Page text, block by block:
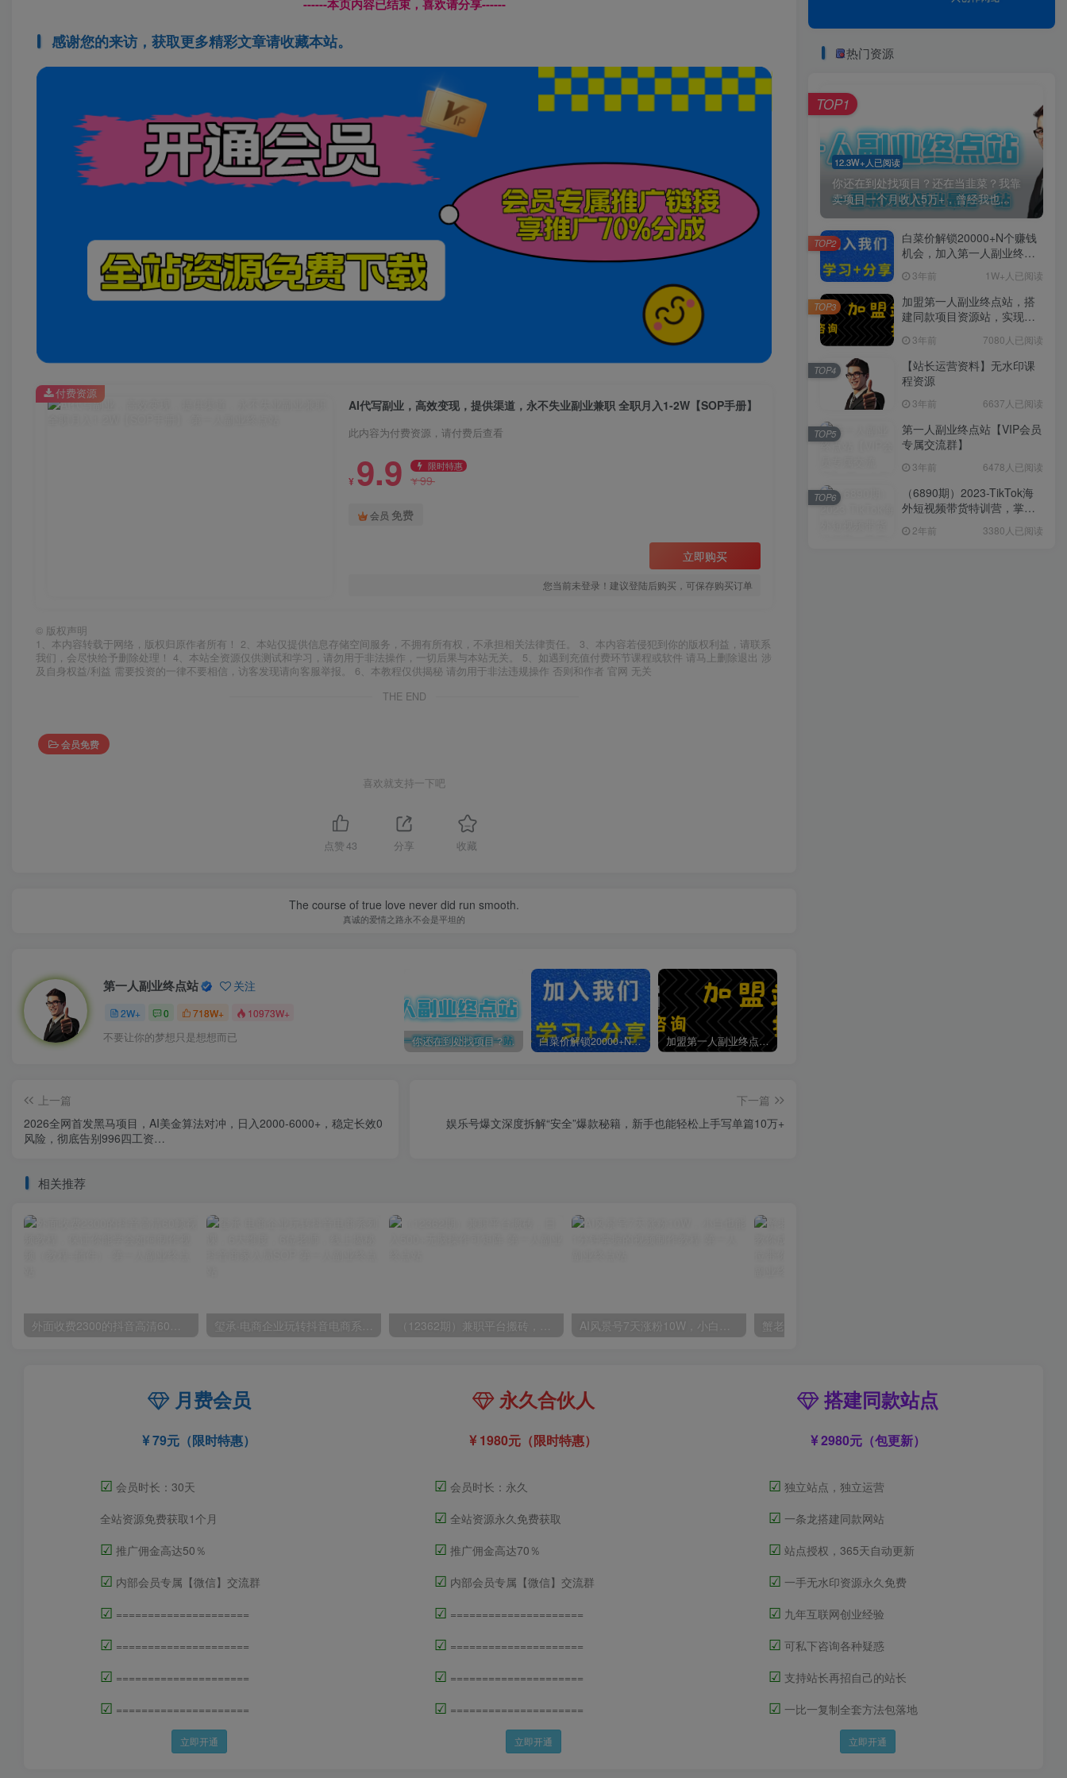
------本页内容已结束，喜欢请分享------
感谢您的来访，获取更多精彩文章请收藏本站。
AI代写副业，高效变现，提供渠道，永不失业副业兼职 全职月入1-2W【SOP手册】
此内容为付费资源，请付费后查看
¥ 9.9 限时特惠
¥99
会员 免费
立即购买
您当前未登录！建议登陆后购买，可保存购买订单
付费资源
© 版权声明
1、本内容转载于网络，版权归原作者所有！ 2、本站仅提供信息存储空间服务，不拥有所有权，不承担相关法律责任。 3、本内容若侵犯到你的版权利益，请联系
我们，会尽快给予删除处理！ 4、本站全资源仅供测试和学习，请勿用于非法操作，一切后果与本站无关。 5、如遇到充值付费环节课程或软件 请马上删除退出 涉
及自身权益/利益 需要投资的一律不要相信，访客发现请向客服举报。 6、本教程仅供揭秘 请勿用于非法违规操作 否则和作者 官网 无关
THE END
会员免费
喜欢就支持一下吧
点赞 43 分享 收藏
The course of true love never did run smooth.
真诚的爱情之路永不会是平坦的
第一人副业终点站 关注
2W+ 0 718W+ 10973W+
不要让你的梦想只是想想而已 你还在到处找项目？还在当韭菜？我靠卖项目一个月收入5万+，曾经我也是个失败者。 白菜价解锁20000+N个赚钱机会，加入第一人副业终点站会员，全站资源免费学习。 加盟第一人副业终点站，搭建同款项目资源站，实现日入2000+
上一篇
2026全网首发黑马项目，AI美金算法对冲，日入2000-6000+，稳定长效0
风险，彻底告别996四工资…
下一篇
娱乐号爆文深度拆解“安全”爆款秘籍，新手也能轻松上手写单篇10万+
相关推荐
外面收费2300的抖音高清60帧视频教程，保证你能学会如何制作视频（教程+插件） 玺承·电商企业玩转抖音电商系列课，6大维度，6位老师，线上揭秘抖音商家入局SOP （12362期）兼职平台搬砖，日入500+无脑操作可矩阵 AI风景号7天涨粉10W，小白也能1分钟掌握的视频制作教程
热门资源
12.3W+人已阅读
你还在到处找项目？还在当韭菜？我靠
卖项目一个月收入5万+，曾经我也...
TOP1
白菜价解锁20000+N个赚钱
机会，加入第一人副业终点
习。3年前 1W+人已阅读
TOP2
加盟第一人副业终点站，搭
建同款项目资源站，实现日
3年前 7080人已阅读
TOP3
【站长运营资料】无水印课
程资源
3年前 6637人已阅读
TOP4
第一人副业终点站【VIP会员
专属交流群】
3年前 6478人已阅读
TOP5
（6890期）2023-TikTok海
外短视频带货特训营，掌握
（60节课）
2年前 3380人已阅读
TOP6
月费会员
79元（限时特惠）
☑ 会员时长：30天
全站资源免费获取1个月
☑ 推广佣金高达50％
☑ 内部会员专属【微信】交流群
☑ =====================
☑ =====================
☑ =====================
☑ =====================
立即开通
永久合伙人
1980元（限时特惠）
☑ 会员时长：永久
☑ 全站资源永久免费获取
☑ 推广佣金高达70％
☑ 内部会员专属【微信】交流群
☑ =====================
☑ =====================
☑ =====================
☑ =====================
立即开通
搭建同款站点
2980元（包更新）
☑ 独立站点，独立运营
☑ 一条龙搭建同款网站
☑ 站点授权，365天自动更新
☑ 一手无水印资源永久免费
☑ 九年互联网创业经验
☑ 可私下咨询各种疑惑
☑ 支持站长再招自己的站长
☑ 一比一复制全套方法包落地
立即开通